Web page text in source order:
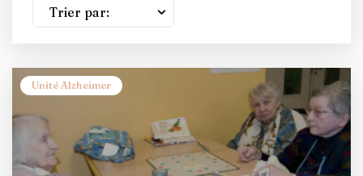
Trier par:
Unité Alzheimer